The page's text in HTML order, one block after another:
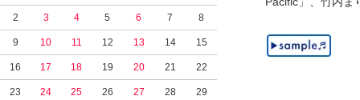
2 3 4 5 6 7 8
9 10 11 12 13 14 15
16 17 18 19 20 21 22
23 24 25 26 27 28 29